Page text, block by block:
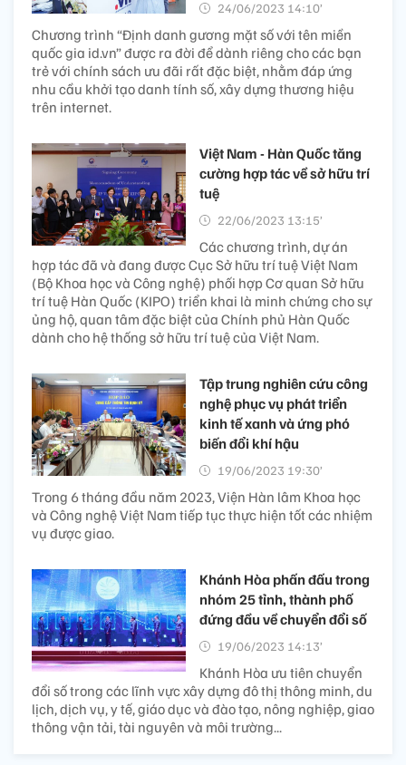
24/06/2023 14:10’
Chương trình “Định danh gương mặt số với tên miền
quốc gia id.vn” được ra đời để dành riêng cho các bạn
trẻ với chính sách ưu đãi rất đặc biệt, nhằm đáp ứng
nhu cầu khởi tạo danh tính số, xây dựng thương hiệu
trên internet.
Việt Nam - Hàn Quốc tăng
cường hợp tác về sở hữu trí
tuệ
22/06/2023 13:15’
Các chương trình, dự án
hợp tác đã và đang được Cục Sở hữu trí tuệ Việt Nam
(Bộ Khoa học và Công nghệ) phối hợp Cơ quan Sở hữu
trí tuệ Hàn Quốc (KIPO) triển khai là minh chứng cho sự
ủng hộ, quan tâm đặc biệt của Chính phủ Hàn Quốc
dành cho hệ thống sở hữu trí tuệ của Việt Nam.
Tập trung nghiên cứu công
nghệ phục vụ phát triển
kinh tế xanh và ứng phó
biến đổi khí hậu
19/06/2023 19:30’
Trong 6 tháng đầu năm 2023, Viện Hàn lâm Khoa học
và Công nghệ Việt Nam tiếp tục thực hiện tốt các nhiệm
vụ được giao.
Khánh Hòa phấn đấu trong
nhóm 25 tỉnh, thành phố
đứng đầu về chuyển đổi số
19/06/2023 14:13’
Khánh Hòa ưu tiên chuyển
đổi số trong các lĩnh vực xây dựng đô thị thông minh, du
lịch, dịch vụ, y tế, giáo dục và đào tạo, nông nghiệp, giao
thông vận tải, tài nguyên và môi trường...